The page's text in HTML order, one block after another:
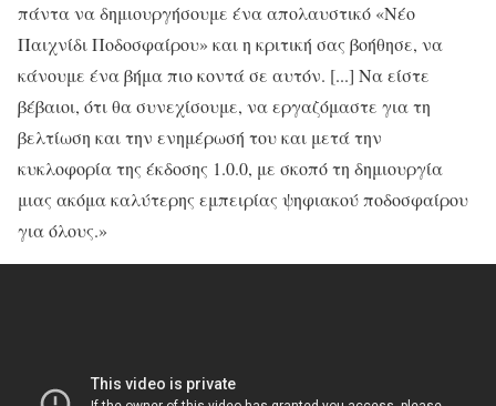
πάντα να δημιουργήσουμε ένα απολαυστικό «Νέο
Παιχνίδι Ποδοσφαίρου» και η κριτική σας βοήθησε, να
κάνουμε ένα βήμα πιο κοντά σε αυτόν. [...] Να είστε
βέβαιοι, ότι θα συνεχίσουμε, να εργαζόμαστε για τη
βελτίωση και την ενημέρωσή του και μετά την
κυκλοφορία της έκδοσης 1.0.0, με σκοπό τη δημιουργία
μιας ακόμα καλύτερης εμπειρίας ψηφιακού ποδοσφαίρου
για όλους.»